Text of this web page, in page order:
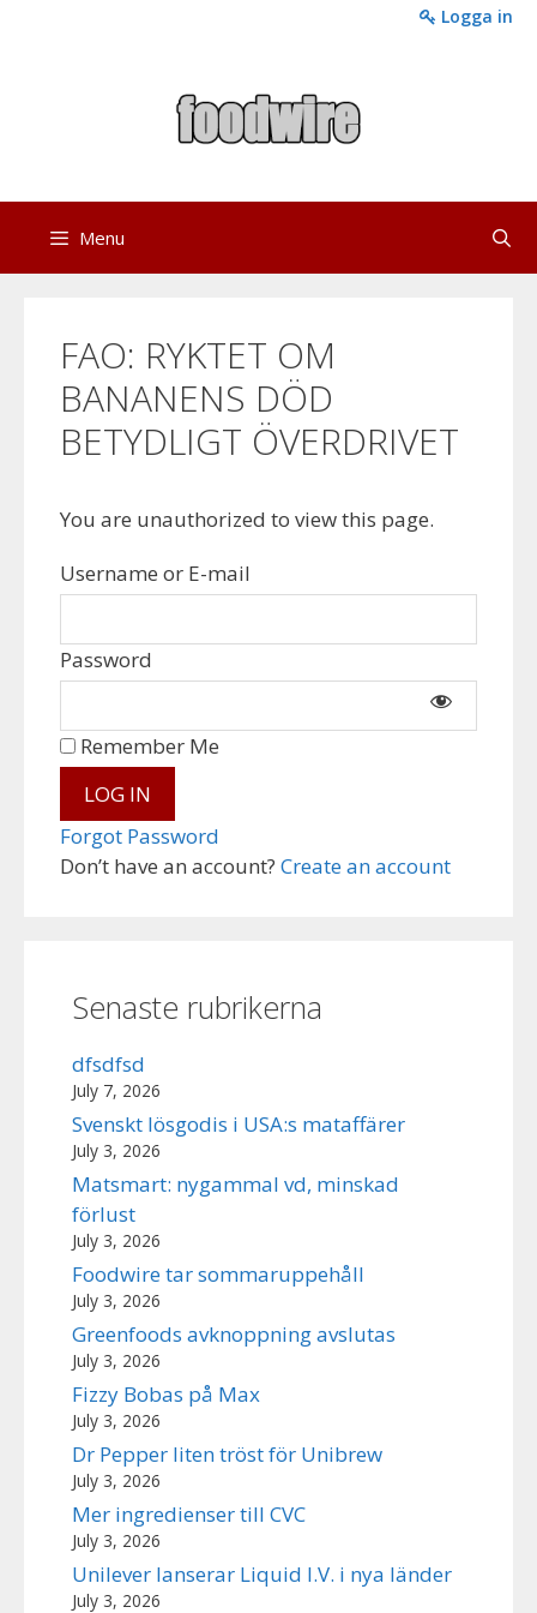
Logga in
Menu
FAO: RYKTET OM
BANANENS DÖD
BETYDLIGT ÖVERDRIVET
You are unauthorized to view this page.
Username or E-mail
Password
Don’t have an account? Create an account
Remember Me
Forgot Password
Senaste rubrikerna
dfsdfsd
July 7, 2026
Svenskt lösgodis i USA:s mataffärer
July 3, 2026
Matsmart: nygammal vd, minskad
förlust
July 3, 2026
Foodwire tar sommaruppehåll
July 3, 2026
Greenfoods avknoppning avslutas
July 3, 2026
Fizzy Bobas på Max
July 3, 2026
Dr Pepper liten tröst för Unibrew
July 3, 2026
Mer ingredienser till CVC
July 3, 2026
Unilever lanserar Liquid I.V. i nya länder
July 3, 2026